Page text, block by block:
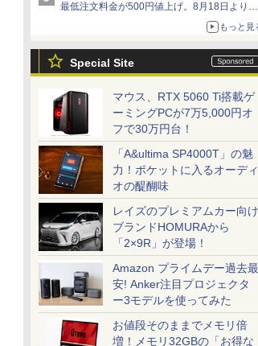
最低注文料金が500円値上げ。8月18日より
もっと見
Special Site
マウス、RTX 5060 Ti搭載ゲ
ーミングPCが7万5,000円オ
フで30万円台！
「A&ultima SP4000T」の魅
力！ポケットに入るオーディ
オの醍醐味
レイズのプレミアムカー向け
ブランドHOMURAから
「2×9R」が登場！
Amazon プライムデー過去最
安! Anker注目プロジェクタ
ー3モデルを使ってみた
お値段そのままでメモリ倍
増！メモリ32GBの「お得な